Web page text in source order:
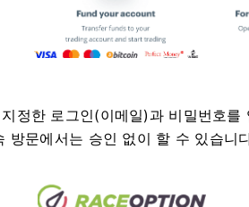
정한 로그인(이메일)과 비밀번호를
방문에서는 승인 없이 할 수 있습니